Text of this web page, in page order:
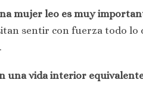
mujer leo es muy
sentir con fuerza todo lo
una vida interior